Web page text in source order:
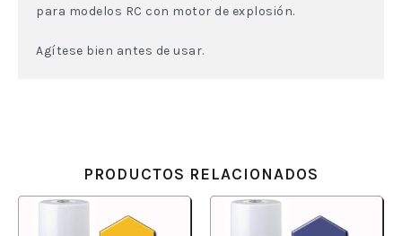
para modelos RC con motor de explosión.
Agítese bien antes de usar.
PRODUCTOS RELACIONADOS